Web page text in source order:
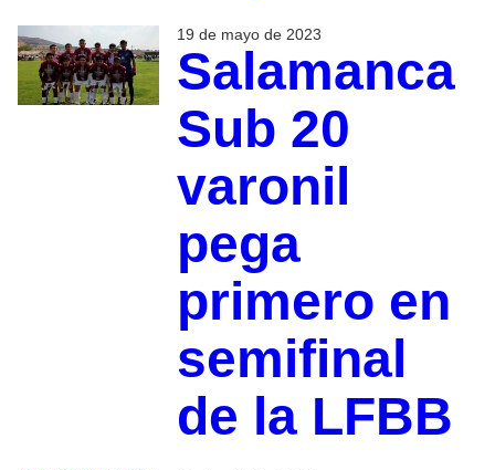
19 de mayo de 2023
Salamanca
Sub 20
varonil
pega
primero en
semifinal
de la LFBB